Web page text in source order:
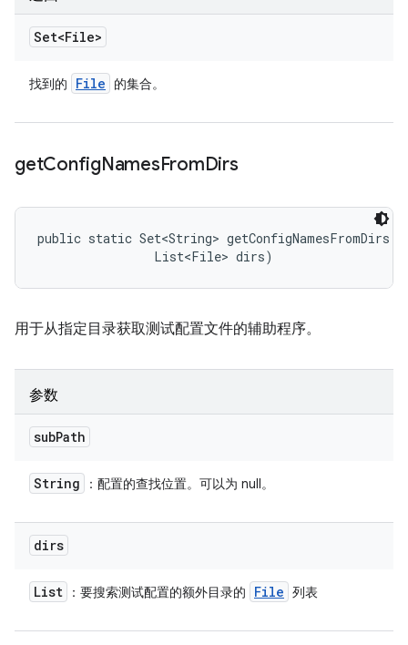
Set<File>
找到的 File 的集合。
getConfigNamesFromDirs
public static Set<String>
                List<File> dirs)
用于从指定目录获取测试配置文件的辅助程序。
参数
subPath
String ：配置的查找位置。可以为 null。
dirs
List ：要搜索测试配置的额外目录的 File 列表